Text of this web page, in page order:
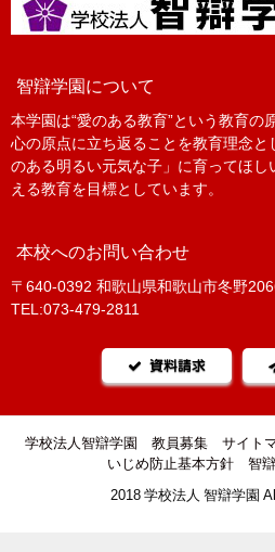
智辯学園について
本学園は“愛のある教育”という教育の
心の原点に立ち返ることを教育理念
のある明るい元気な子」に育ってほ
える教育を目標としています。
本校へのお問い合わせ
〒640-0392 和歌山県和歌山市冬野
TEL:073-479-2811
資料請求
学校法人智辯学園 教員募集 サイト
いじめ防止基本方針
智
©2018 学校法人 智辯学園